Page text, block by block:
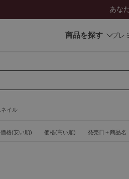
あな
商品を探す プレ
ネイル
価格(安い順) 価格(高い順) 発売日＋商品名